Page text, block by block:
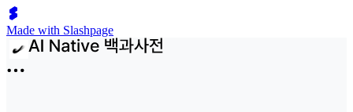
Made with Slashpage